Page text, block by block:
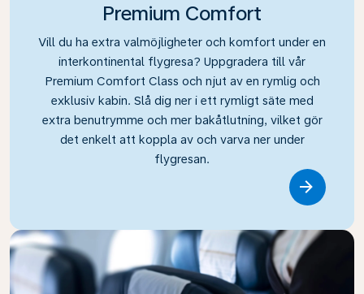
Premium Comfort
Vill du ha extra valmöjligheter och komfort under en
interkontinental flygresa? Uppgradera till vår
Premium Comfort Class och njut av en rymlig och
exklusiv kabin. Slå dig ner i ett rymligt säte med
extra benutrymme och mer bakåtlutning, vilket gör
det enkelt att koppla av och varva ner under
flygresan.